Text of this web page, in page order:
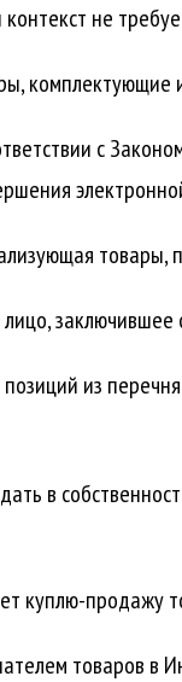
контекст не
с
товары,
из
в
куплю-продажу
товаров в